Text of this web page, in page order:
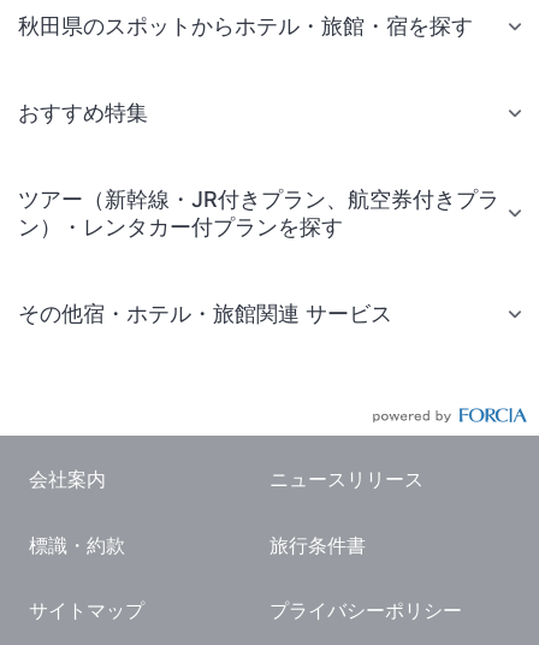
秋田県のスポットからホテル・旅館・宿を探す
おすすめ特集
ツアー（新幹線・JR付きプラン、航空券付きプラ
ン）・レンタカー付プランを探す
その他宿・ホテル・旅館関連 サービス
国内観光ガイド
旅行・観光情報
会社案内 ニュースリリース
標識・約款 旅行条件書
サイトマップ プライバシーポリシー